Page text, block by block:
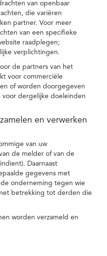
van openbaar
die variëren
partner. Voor meer
van een specifieke
raadplegen;
verplichtingen.
de partners van het
voor commerciële
of worden doorgegeven
dergelijke doeleinden
en verwerken
van uw
de melder of van de
Daarnaast
gegevens met
onderneming tegen wie
betrekking tot derden die
worden verzameld en